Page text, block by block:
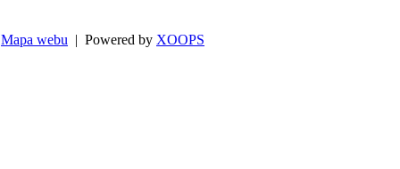
Mapa webu | Powered by XOOPS